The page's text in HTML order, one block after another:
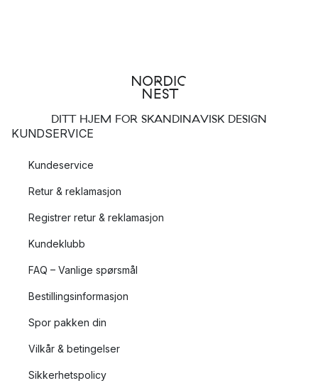
DITT HJEM FOR SKANDINAVISK DESIGN
KUNDSERVICE
Kundeservice
Retur & reklamasjon
Registrer retur & reklamasjon
Kundeklubb
FAQ – Vanlige spørsmål
Bestillingsinformasjon
Spor pakken din
Vilkår & betingelser
Sikkerhetspolicy